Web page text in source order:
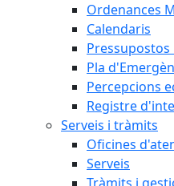
Ordenances
Calendaris
Pla
Percepcions
Registre
Serveis i tràmits
Oficines
Serveis